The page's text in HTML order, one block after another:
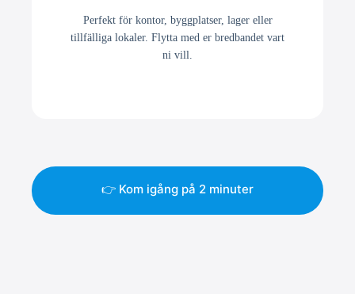
Perfekt för kontor, byggplatser, lager eller
tillfälliga lokaler. Flytta med er bredbandet vart
ni vill.
👉 Kom igång på 2 minuter